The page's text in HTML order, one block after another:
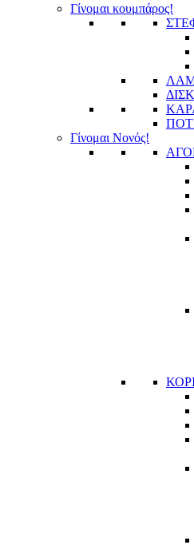
Γίνομαι κουμπάρος!
Γίνομαι Νονός!